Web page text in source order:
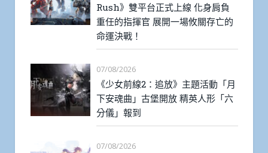
Rush》雙平台正式上線 化身肩負
重任的指揮官 展開一場攸關存亡的
命運決戰！
07/08/2026
《少女前線2：追放》主題活動「月
下安魂曲」古堡開放 精英人形「六
分儀」報到
07/08/2026